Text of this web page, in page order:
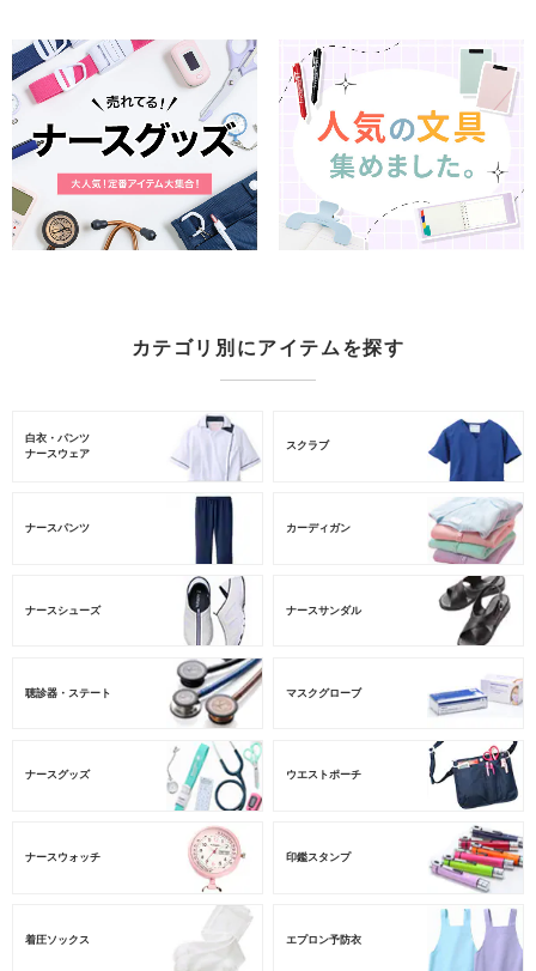
カテゴリ別にアイテムを探す
白衣・パンツ
ナースウェア
スクラブ
ナースパンツ カーディガン
ナースシューズ ナースサンダル
聴診器・ステート マスクグローブ
ナースグッズ ウエストポーチ
ナースウォッチ 印鑑スタンプ
着圧ソックス エプロン予防衣